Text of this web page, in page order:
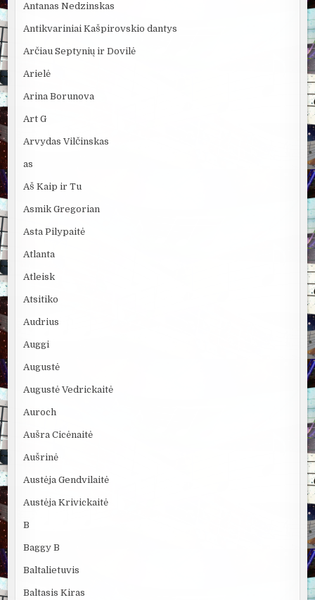
Antanas Nedzinskas
Antikvariniai Kašpirovskio dantys
Arčiau Septynių ir Dovilė
Arielė
Arina Borunova
Art G
Arvydas Vilčinskas
as
Aš Kaip ir Tu
Asmik Gregorian
Asta Pilypaitė
Atlanta
Atleisk
Atsitiko
Audrius
Auggi
Augustė
Augustė Vedrickaitė
Auroch
Aušra Cicėnaitė
Aušrinė
Austėja Gendvilaitė
Austėja Krivickaitė
B
Baggy B
Baltalietuvis
Baltasis Kiras